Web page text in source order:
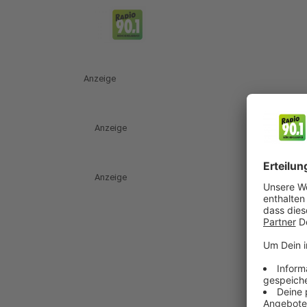
Anzeige
Anzeige
Anzeige